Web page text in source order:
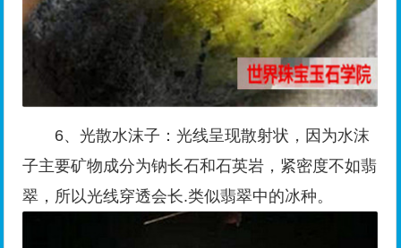
6、光散水沫子：光线呈现散射状，因为水沫
子主要矿物成分为钠长石和石英岩，紧密度不如翡
翠，所以光线穿透会长.类似翡翠中的冰种。